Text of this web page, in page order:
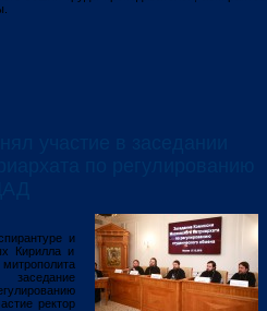
и
Кирилла и
заседание
ректор